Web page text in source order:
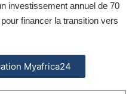
investissement annuel de 70
financer la transition vers
Myafrica24